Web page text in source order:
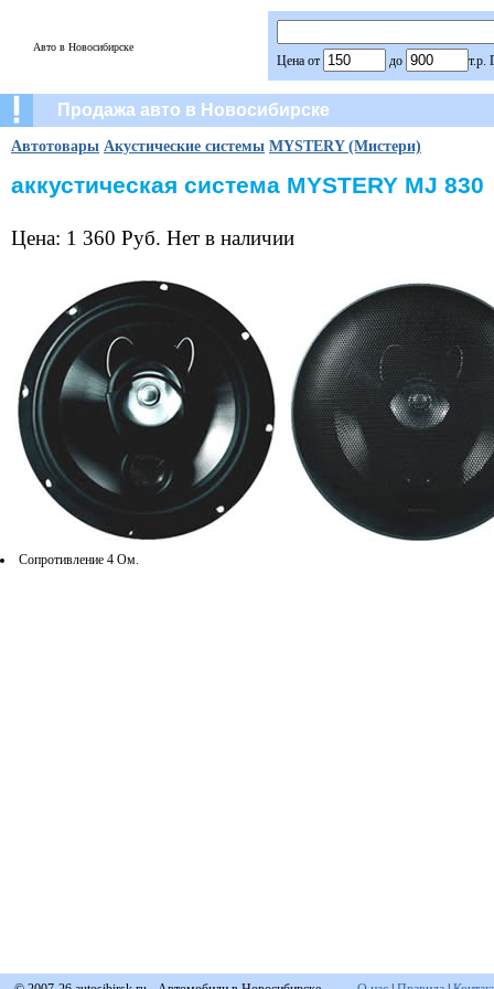
Авто в Новосибирске
Цена от до т.р.
Продажа авто в Новосибирске
Автотовары Акустические системы MYSTERY (Мистери)
аккустическая система MYSTERY MJ 830
Цена: 1 360 Руб. Нет в наличии
Сопротивление 4 Ом.